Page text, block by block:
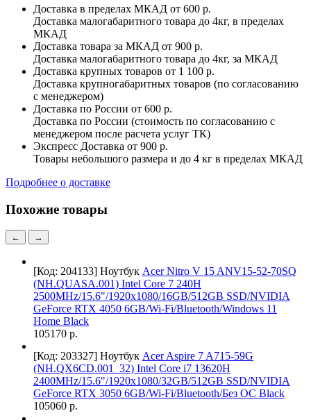
Доставка в пределах МКАД от 600 р.
Доставка малогабаритного товара до 4кг, в пределах
МКАД
Доставка товара за МКАД от 900 р.
Доставка малогабаритного товара до 4кг, за МКАД
Доставка крупных товаров от 1 100 р.
Доставка крупногабаритных товаров (по согласованию
с менеджером)
Доставка по России от 600 р.
Доставка по России (стоимость по согласованию с
менеджером после расчета услуг ТК)
Экспресс Доставка от 900 р.
Товары небольшого размера и до 4 кг в пределах МКАД
Подробнее о доставке
Похожие товары
← →
[Код: 204133] Ноутбук Acer Nitro V 15 ANV15-52-70SQ
(NH.QUASA.001) Intel Core 7 240H
2500MHz/15.6"/1920x1080/16GB/512GB SSD/NVIDIA
GeForce RTX 4050 6GB/Wi-Fi/Bluetooth/Windows 11
Home Black
105170 р.
[Код: 203327] Ноутбук Acer Aspire 7 A715-59G
(NH.QX6CD.001_32) Intel Core i7 13620H
2400MHz/15.6"/1920x1080/32GB/512GB SSD/NVIDIA
GeForce RTX 3050 6GB/Wi-Fi/Bluetooth/Без ОС Black
105060 р.